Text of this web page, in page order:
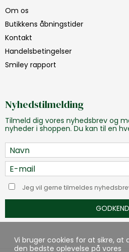
Vi bruger cookies for at sikre, at
den bedste oplevelse på vores
Om os
Butikkens åbningstider
Kontakt
Handelsbetingelser
Smiley rapport
Nyhedstilmelding
Tilmeld dig vores nyhedsbrev og
nyheder i shoppen. Du kan til en
Jeg vil gerne tilmeldes
GODKEND